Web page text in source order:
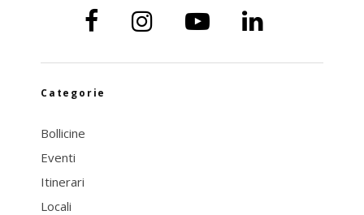
Categorie
Bollicine
Eventi
Itinerari
Locali